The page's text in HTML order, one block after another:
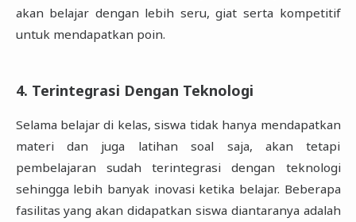
akan belajar dengan lebih seru, giat serta kompetitif
untuk mendapatkan poin.
4. Terintegrasi Dengan Teknologi
Selama belajar di kelas, siswa tidak hanya mendapatkan
materi dan juga latihan soal saja, akan tetapi
pembelajaran sudah terintegrasi dengan teknologi
sehingga lebih banyak inovasi ketika belajar. Beberapa
fasilitas yang akan didapatkan siswa diantaranya adalah